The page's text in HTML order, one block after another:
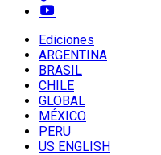
Ediciones
ARGENTINA
BRASIL
CHILE
GLOBAL
MÉXICO
PERU
US ENGLISH